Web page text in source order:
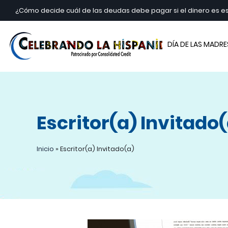
¿Cómo decide cuál de las deudas debe pagar si el dinero es
DÍA DE LAS
Escritor(a)
Inicio » Escritor(a) Invitado(a)